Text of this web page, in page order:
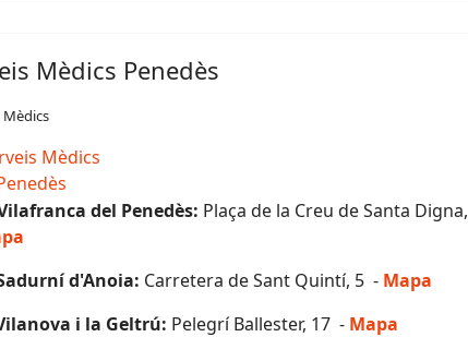
Mèdics Penedès
del Penedès: Plaça de la Creu de Santa Digna,
d'Anoia: Carretera de Sant Quintí, 5 - Mapa
i la Geltrú: Pelegrí Ballester, 17 - Mapa